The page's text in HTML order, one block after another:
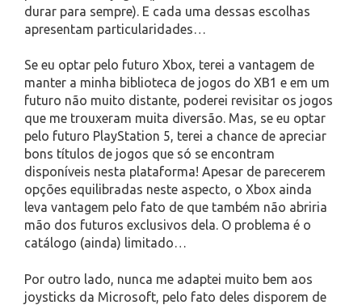
durar para sempre). E cada uma dessas escolhas
apresentam particularidades…
Se eu optar pelo futuro Xbox, terei a vantagem de
manter a minha biblioteca de jogos do XB1 e em um
futuro não muito distante, poderei revisitar os jogos
que me trouxeram muita diversão. Mas, se eu optar
pelo futuro PlayStation 5, terei a chance de apreciar
bons títulos de jogos que só se encontram
disponíveis nesta plataforma! Apesar de parecerem
opções equilibradas neste aspecto, o Xbox ainda
leva vantagem pelo fato de que também não abriria
mão dos futuros exclusivos dela. O problema é o
catálogo (ainda) limitado…
Por outro lado, nunca me adaptei muito bem aos
joysticks da Microsoft, pelo fato deles disporem de